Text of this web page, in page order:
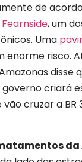
de
Fearnside, um
Uma
enorme risco.
disse
criará
cruzar a BR
da